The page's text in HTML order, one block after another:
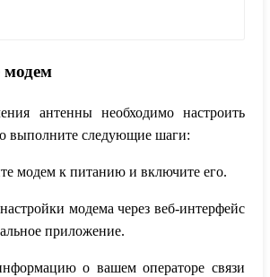
модем
антенны необходимо настроить
выполните следующие шаги:
модем к питанию и включите его.
модема через веб-интерфейс
приложение.
о вашем операторе связи